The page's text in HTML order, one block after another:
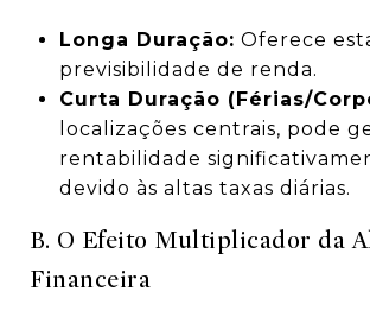
Longa Duração: Oferece
previsibilidade de renda.
Curta Duração (Férias/
localizações centrais, pode
rentabilidade
devido às altas taxas diárias.
B. O Efeito Multiplicador da
Financeira